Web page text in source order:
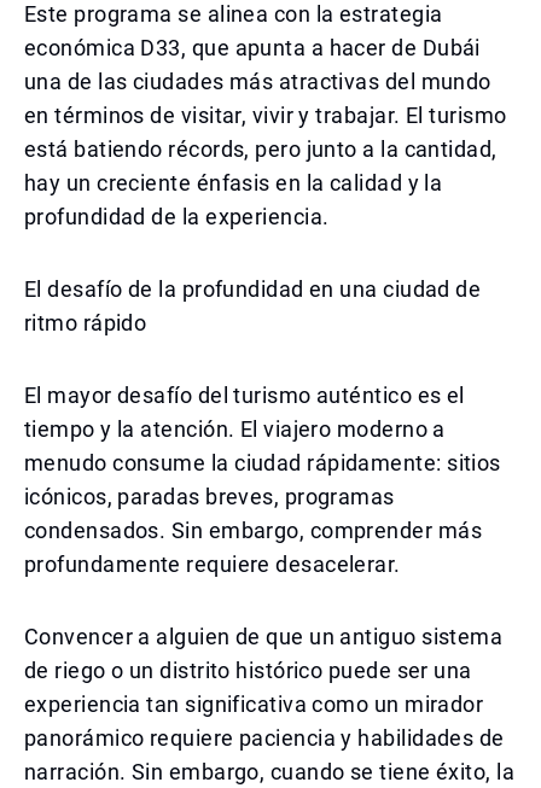
Este programa se alinea con la estrategia
económica D33, que apunta a hacer de Dubái
una de las ciudades más atractivas del mundo
en términos de visitar, vivir y trabajar. El turismo
está batiendo récords, pero junto a la cantidad,
hay un creciente énfasis en la calidad y la
profundidad de la experiencia.
El desafío de la profundidad en una ciudad de
ritmo rápido
El mayor desafío del turismo auténtico es el
tiempo y la atención. El viajero moderno a
menudo consume la ciudad rápidamente: sitios
icónicos, paradas breves, programas
condensados. Sin embargo, comprender más
profundamente requiere desacelerar.
Convencer a alguien de que un antiguo sistema
de riego o un distrito histórico puede ser una
experiencia tan significativa como un mirador
panorámico requiere paciencia y habilidades de
narración. Sin embargo, cuando se tiene éxito, la